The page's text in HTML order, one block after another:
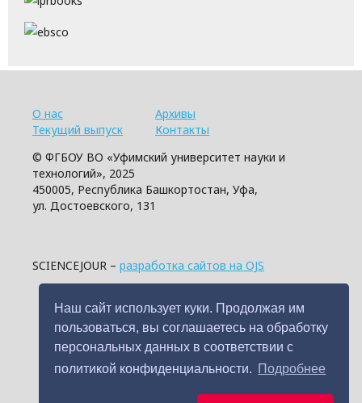
Наш сайт использует куки. Продолжая им
пользоваться, вы соглашаетесь на обработку
персональных данных в соответствии с
политикой конфиденциальности. Подробнее
О нас
Текущий выпуск
Архивы
Контакты
© ФГБОУ ВО «Уфимский университет науки и
технологий», 2025
450005, Республика Башкортостан, Уфа,
ул. Достоевского, 131
SCIENCEJOUR – разработка сайтов на OJS